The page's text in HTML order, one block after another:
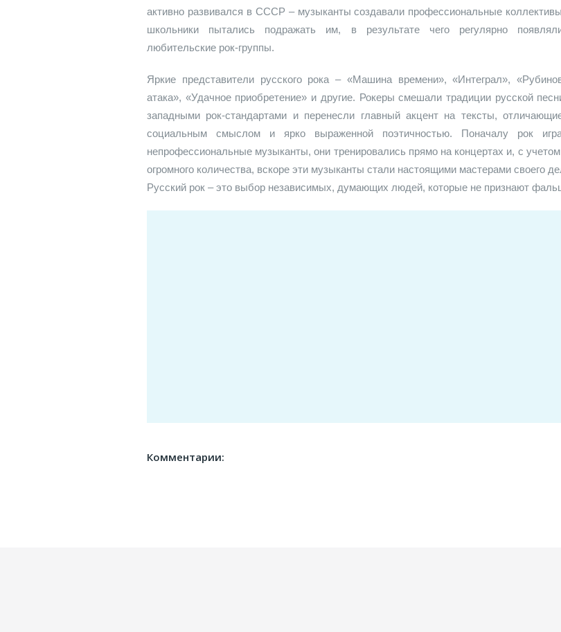
активно развивался в СССР – музыканты создавали профессиональные
школьники пытались подражать им, в результате чего регулярно
любительские рок-группы.
Яркие представители русского рока – «Машина времени», «Интеграл»,
атака», «Удачное приобретение» и другие. Рокеры смешали традиции русской
западными рок-стандартами и перенесли главный акцент на тексты,
социальным смыслом и ярко выраженной поэтичностью. Поначалу рок
непрофессиональные музыканты, они тренировались прямо на концертах и, с
огромного количества, вскоре эти музыканты стали настоящими мастерами своего
Русский рок – это выбор независимых, думающих людей, которые не признают
Комментарии: